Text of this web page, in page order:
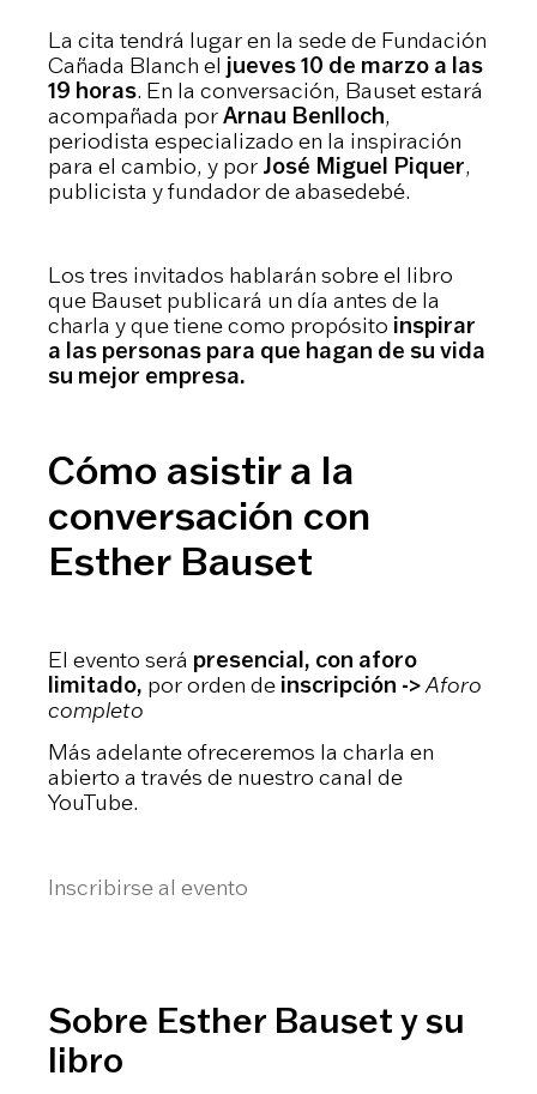
La cita tendrá lugar en la sede de Fundación
Cañada Blanch el jueves 10 de marzo a las
19 horas. En la conversación, Bauset estará
acompañada porArnau Benlloch,
periodista especializado en la inspiración
para el cambio, y por José Miguel Piquer,
publicista y fundador de abasedebé.
Los tres invitados hablarán sobre el libro
que Bauset publicará un día antes de la
charla y que tiene como propósito inspirar
a las personas para que hagan de su vida
su mejor empresa.
Cómo asistir a la
conversación con
Esther Bauset
El evento será presencial, con aforo
limitado, por orden de inscripción ->Aforo
completo
Más adelante ofreceremos la charla en
abierto a través de nuestro canal de
YouTube.
Inscribirse al evento
Sobre Esther Bauset y su
libro